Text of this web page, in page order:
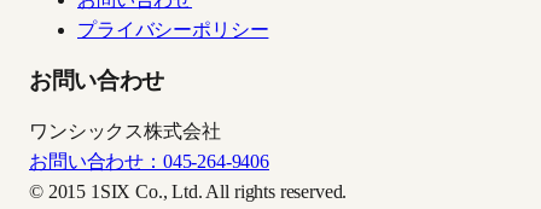
プライバシーポリシー
お問い合わせ
ワンシックス株式会社
お問い合わせ：045-264-9406
© 2015 1SIX Co., Ltd. All rights reserved.